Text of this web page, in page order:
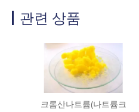
관련 상품
크롬산나트륨(나트륨크